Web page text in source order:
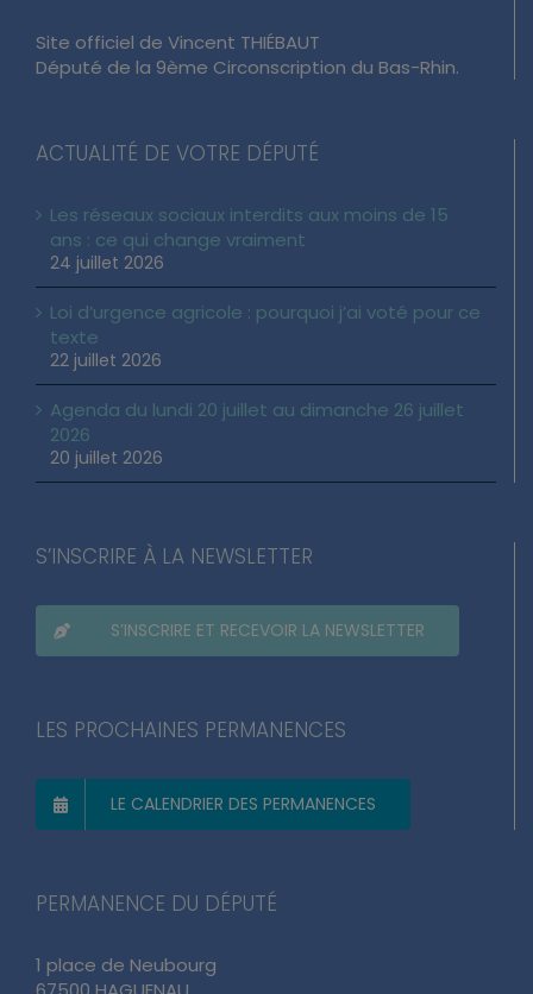
Site officiel de Vincent THIÉBAUT
Député de la 9ème Circonscription du Bas-Rhin.
ACTUALITÉ DE VOTRE DÉPUTÉ
Les réseaux sociaux interdits aux moins de 15
ans : ce qui change vraiment
24 juillet 2026
Loi d’urgence agricole : pourquoi j’ai voté pour ce
texte
22 juillet 2026
Agenda du lundi 20 juillet au dimanche 26 juillet
2026
20 juillet 2026
S’INSCRIRE À LA NEWSLETTER
S’INSCRIRE ET RECEVOIR LA NEWSLETTER
LES PROCHAINES PERMANENCES
LE CALENDRIER DES PERMANENCES
PERMANENCE DU DÉPUTÉ
1 place de Neubourg